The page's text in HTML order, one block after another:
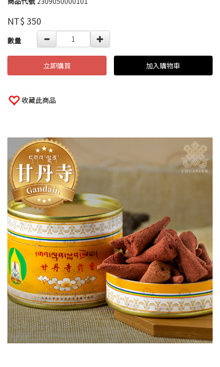
2309050000101
品牌
高
婉
瑜
NT$ 350
GOODS000000000000004275335
數量
立即購買 加入購物車
收藏此商品